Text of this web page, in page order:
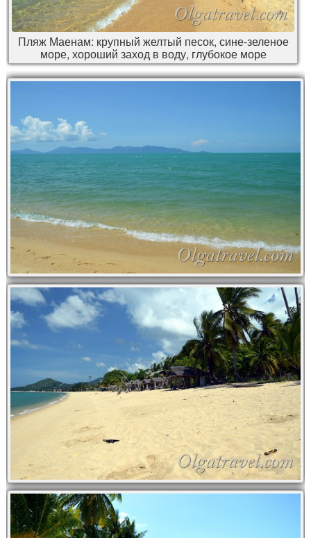
Пляж Маенам: крупный желтый песок, сине-зеленое
море, хороший заход в воду, глубокое море